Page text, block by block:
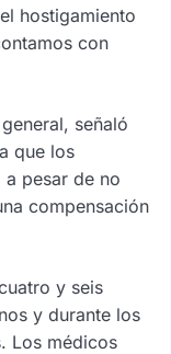
hostigamiento
con
señaló
que los
a pesar de no
compensación
y seis
y durante los
Los médicos